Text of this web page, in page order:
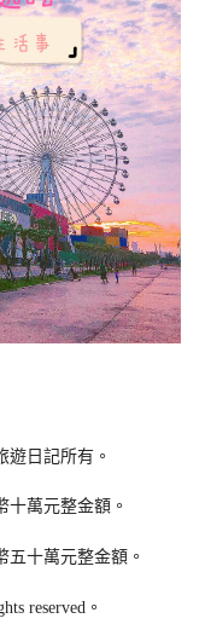
遊日記所有。
萬元整金額。
十萬元整金額。
reserved。